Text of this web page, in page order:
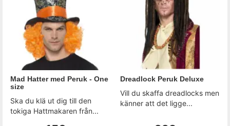
Mad Hatter med Peruk - One
size
Ska du klä ut dig till den
tokiga Hattmakaren från...
Dreadlock Peruk Deluxe
Vill du skaffa dreadlocks men
känner att det ligge...